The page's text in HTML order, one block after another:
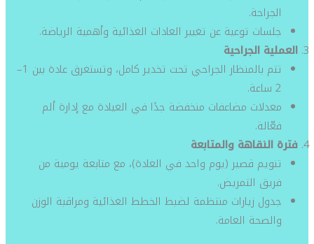
الجراحة.
جلسات توعية عن تغيير العادات الغذائية وأهمية الرياضة.
العملية الجراحية
تتم بالمنظار الجراحي تحت تخدير كامل، وتستغرق عادة بين 1–
2 ساعة.
معدلات مضاعفات منخفضة جدًا في العيادة مع إدارة ألم
فعّالة.
فترة النقاهة والمتابعة
تنويم قصير (يوم واحد في العادة)، مع متابعة يومية من
فريق التمريض.
جدول زيارات منتظمة لضبط الخطط الغذائية ومراقبة الوزن
والصحة العامة.